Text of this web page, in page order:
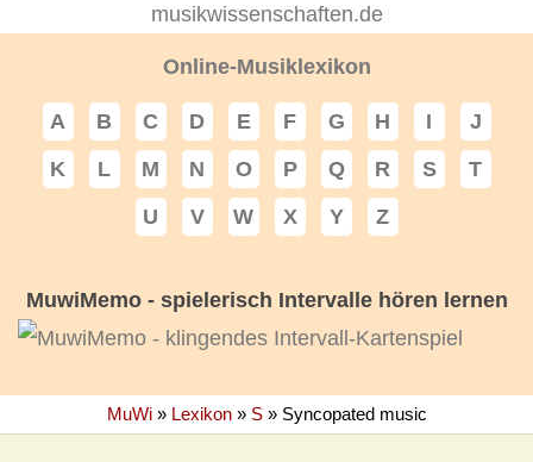
musikwissenschaften.de
Online-Musiklexikon
A B C D E F G H I
J
K
L M N O P Q R S
T
U
V W X Y Z
MuwiMemo - spielerisch Intervalle hören lernen
MuWi» Lexikon» S» Syncopated music